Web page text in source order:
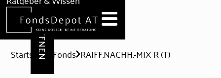
Hilfe & Formulare
DEPOT ERÖFFNEN
Startseite Fonds RAIFF.NACHH.-MIX R (T)